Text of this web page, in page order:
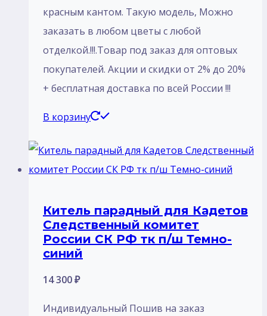
красным кантом. Такую модель, Mожно
заказать в любом цветы с любой
отделкой.!!!.Товар под заказ для оптовых
покупателей. Акции и скидки от 2% до 20%
+ бесплатная доставка по всей России !!!
В корзину
Китель парадный для Кадетов
Следственный комитет
России СК РФ тк п/ш Темно-
синий
14 300₽
Индивидуальный Пошив на заказ